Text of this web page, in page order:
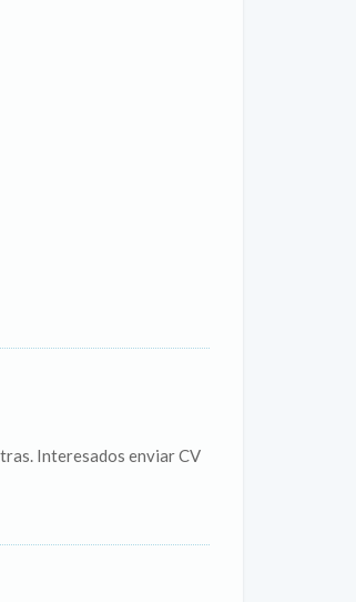
Interesados enviar CV